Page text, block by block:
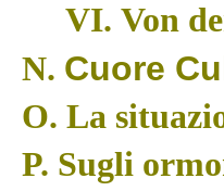
VI. Von
N. Cuore
O. La
P. Sugli